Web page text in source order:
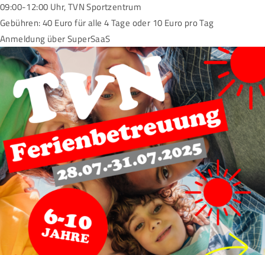
09:00-12:00 Uhr, TVN Sportzentrum
Gebühren: 40 Euro für alle 4 Tage oder 10 Euro pro Tag
Anmeldung über SuperSaaS